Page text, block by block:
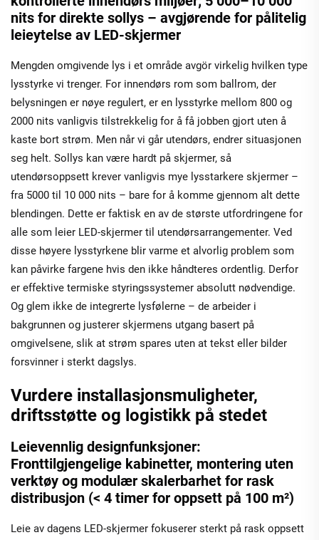
nits for direkte sollys – avgjørende for pålitelig
leieytelse av LED-skjermer
Mengden omgivende lys i et område avgör virkelig hvilken type
lysstyrke vi trenger. For innendørs rom som ballrom, der
belysningen er nøye regulert, er en lysstyrke mellom 800 og
2000 nits vanligvis tilstrekkelig for å få jobben gjort uten å
kaste bort strøm. Men når vi går utendørs, endrer situasjonen
seg helt. Sollys kan være hardt på skjermer, så
utendørsoppsett krever vanligvis mye lysstarkere skjermer –
fra 5000 til 10 000 nits – bare for å komme gjennom alt dette
blendingen. Dette er faktisk en av de største utfordringene for
alle som leier LED-skjermer til utendørsarrangementer. Ved
disse høyere lysstyrkene blir varme et alvorlig problem som
kan påvirke fargene hvis den ikke håndteres ordentlig. Derfor
er effektive termiske styringssystemer absolutt nødvendige.
Og glem ikke de integrerte lysfølerne – de arbeider i
bakgrunnen og justerer skjermens utgang basert på
omgivelsene, slik at strøm spares uten at tekst eller bilder
forsvinner i sterkt dagslys.
Vurdere installasjonsmuligheter,
driftsstøtte og logistikk på stedet
Leievennlig designfunksjoner:
Fronttilgjengelige kabinetter, montering uten
verktøy og modulær skalerbarhet for rask
distribusjon (< 4 timer for oppsett på 100 m²)
Leie av dagens LED-skjermer fokuserer sterkt på rask oppsett